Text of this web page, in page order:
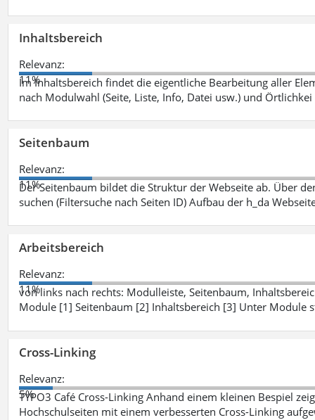
Inhaltsbereich
Relevanz:
11%
Im Inhaltsbereich findet die eigentliche Bearbeitung aller
nach Modulwahl (Seite, Liste, Info, Datei usw.) und Örtlichkei
Seitenbaum
Relevanz:
11%
Der Seitenbaum bildet die Struktur der Webseite ab. Über
suchen (Filtersuche nach Seiten ID) Aufbau der h_da
Arbeitsbereich
Relevanz:
11%
von links nach rechts: Modulleiste, Seitenbaum,
Module [1] Seitenbaum [2] Inhaltsbereich [3] Unter Module
Cross-Linking
Relevanz:
5%
TYPO3 Café Cross-Linking Anhand einem kleinen Bespiel
Hochschulseiten mit einem verbesserten Cross-Linking